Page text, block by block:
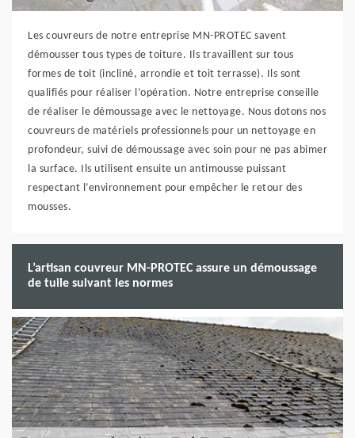
Les couvreurs de notre entreprise MN-PROTEC savent
démousser tous types de toiture. Ils travaillent sur tous
formes de toit (incliné, arrondie et toit terrasse). Ils sont
qualifiés pour réaliser l’opération. Notre entreprise conseille
de réaliser le démoussage avec le nettoyage. Nous dotons nos
couvreurs de matériels professionnels pour un nettoyage en
profondeur, suivi de démoussage avec soin pour ne pas abimer
la surface. Ils utilisent ensuite un antimousse puissant
respectant l’environnement pour empêcher le retour des
mousses.
L’artisan couvreur MN-PROTEC assure un démoussage
de tuile suivant les normes